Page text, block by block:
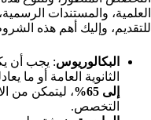
العلمية، والمستندات
للتقديم، وإليك أهم هذه
البكالوريوس: يجب أن
الثانوية العامة أو ما
إلى 65%
، ليتمكن من
التخصص.